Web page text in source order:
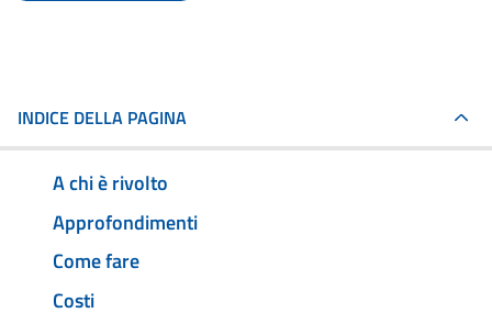
INDICE DELLA PAGINA
A chi è rivolto
Approfondimenti
Come fare
Costi